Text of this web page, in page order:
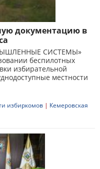
документацию в
СИСТЕМЫ»
беспилотных
избирательной
местности
избиркомов | Кемеровская